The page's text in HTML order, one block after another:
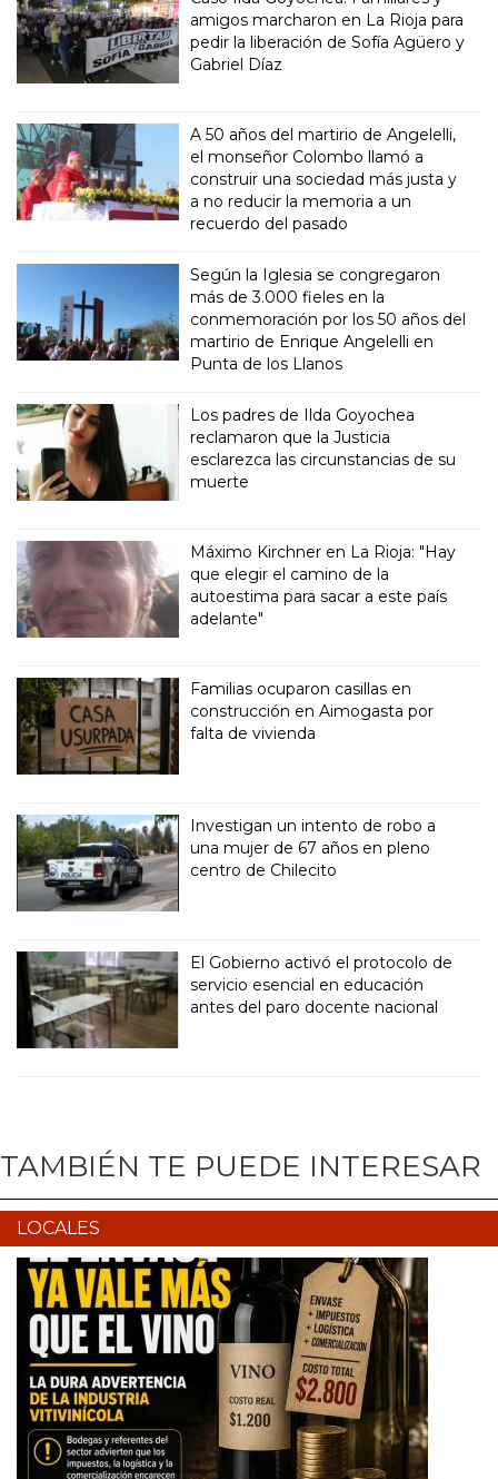
amigos marcharon en La Rioja para
pedir la liberación de Sofía Agüero y
Gabriel Díaz
A 50 años del martirio de Angelelli,
el monseñor Colombo llamó a
construir una sociedad más justa y
a no reducir la memoria a un
recuerdo del pasado
Según la Iglesia se congregaron
más de 3.000 fieles en la
conmemoración por los 50 años del
martirio de Enrique Angelelli en
Punta de los Llanos
Los padres de Ilda Goyochea
reclamaron que la Justicia
esclarezca las circunstancias de su
muerte
Máximo Kirchner en La Rioja: "Hay
que elegir el camino de la
autoestima para sacar a este país
adelante"
Familias ocuparon casillas en
construcción en Aimogasta por
falta de vivienda
Investigan un intento de robo a
una mujer de 67 años en pleno
centro de Chilecito
El Gobierno activó el protocolo de
servicio esencial en educación
antes del paro docente nacional
TAMBIÉN TE PUEDE INTERESAR
LOCALES